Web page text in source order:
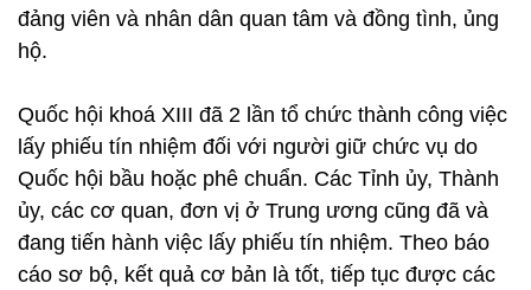
đảng viên và nhân dân quan tâm và đồng tình, ủng
hộ.
Quốc hội khoá XIII đã 2 lần tổ chức thành công việc
lấy phiếu tín nhiệm đối với người giữ chức vụ do
Quốc hội bầu hoặc phê chuẩn. Các Tỉnh ủy, Thành
ủy, các cơ quan, đơn vị ở Trung ương cũng đã và
đang tiến hành việc lấy phiếu tín nhiệm. Theo báo
cáo sơ bộ, kết quả cơ bản là tốt, tiếp tục được các